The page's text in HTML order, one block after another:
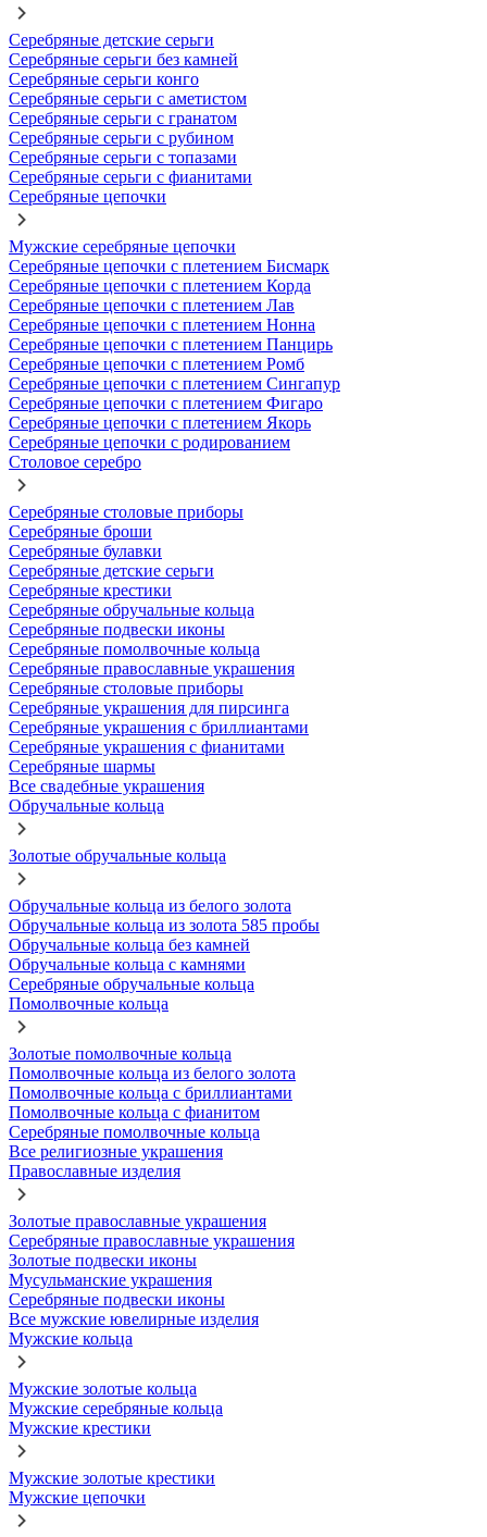
Серебряные детские серьги
Серебряные серьги без камней
Серебряные серьги конго
Серебряные серьги с аметистом
Серебряные серьги с гранатом
Серебряные серьги с рубином
Серебряные серьги с топазами
Серебряные серьги с фианитами
Серебряные цепочки
Мужские серебряные цепочки
Серебряные цепочки с плетением Бисмарк
Серебряные цепочки с плетением Корда
Серебряные цепочки с плетением Лав
Серебряные цепочки с плетением Нонна
Серебряные цепочки с плетением Панцирь
Серебряные цепочки с плетением Ромб
Серебряные цепочки с плетением Сингапур
Серебряные цепочки с плетением Фигаро
Серебряные цепочки с плетением Якорь
Серебряные цепочки с родированием
Столовое серебро
Серебряные столовые приборы
Серебряные броши
Серебряные булавки
Серебряные детские серьги
Серебряные крестики
Серебряные обручальные кольца
Серебряные подвески иконы
Серебряные помолвочные кольца
Серебряные православные украшения
Серебряные столовые приборы
Серебряные украшения для пирсинга
Серебряные украшения с бриллиантами
Серебряные украшения с фианитами
Серебряные шармы
Все свадебные украшения
Обручальные кольца
Золотые обручальные кольца
Обручальные кольца из белого золота
Обручальные кольца из золота 585 пробы
Обручальные кольца без камней
Обручальные кольца с камнями
Серебряные обручальные кольца
Помолвочные кольца
Золотые помолвочные кольца
Помолвочные кольца из белого золота
Помолвочные кольца с бриллиантами
Помолвочные кольца с фианитом
Серебряные помолвочные кольца
Все религиозные украшения
Православные изделия
Золотые православные украшения
Серебряные православные украшения
Золотые подвески иконы
Мусульманские украшения
Серебряные подвески иконы
Все мужские ювелирные изделия
Мужские кольца
Мужские золотые кольца
Мужские серебряные кольца
Мужские крестики
Мужские золотые крестики
Мужские цепочки